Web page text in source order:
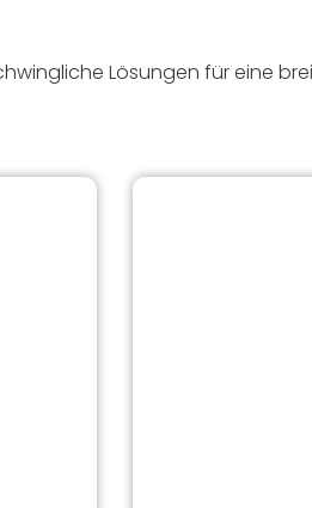
Lösungen für eine